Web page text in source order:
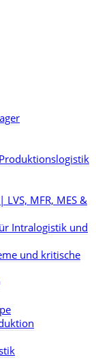
MFR, MES &
Intralogistik und
und kritische